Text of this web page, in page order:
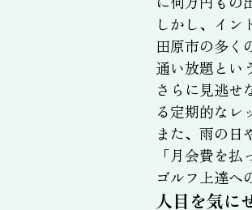
しかし、イン
田原市の多く
通い放題とい
さらに見逃せ
る定期的なレ
また、雨の日
「月会費を
ゴルフ上達へ
人目を気に